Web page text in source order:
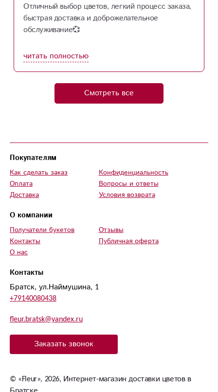
Отличный выбор цветов, легкий процесс заказа,
быстрая доставка и доброжелательное
обслуживание💞
читать полностью
Смотреть все
Контакты
Братск, ул.Наймушина, 1
+79140080438
fleur.bratsk@yandex.ru
Заказать звонок
Покупателям
Как сделать заказ
Оплата
Доставка
Конфиденциальность
Вопросы и ответы
Условия возврата
О компании
Получатели букетов
Контакты
О нас
Отзывы
Публичная оферта
© «Fleur», 2026, Интернет-магазин доставки цветов в